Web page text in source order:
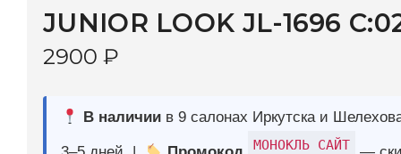
3–5 дней | Промокод — скидка 10%